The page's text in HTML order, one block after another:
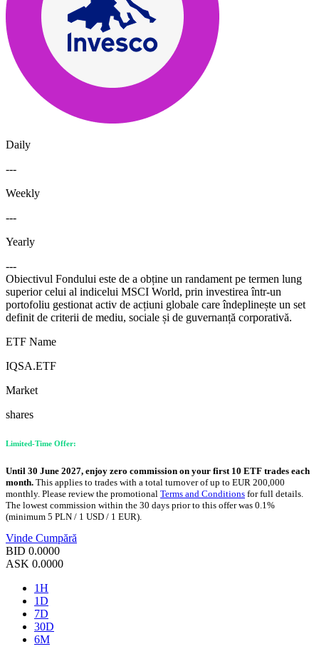
Daily
---
Weekly
---
Yearly
---
Obiectivul Fondului este de a obține un randament pe termen lung
superior celui al indicelui MSCI World, prin investirea într-un
portofoliu gestionat activ de acțiuni globale care îndeplinește un set
definit de criterii de mediu, sociale și de guvernanță corporativă.
ETF Name
IQSA.ETF
Market
shares
Limited-Time Offer:
Until 30 June 2027, enjoy zero commission on your first 10 ETF trades each
month. This applies to trades with a total turnover of up to EUR 200,000
monthly. Please review the promotional Terms and Conditions for full details.
The lowest commission within the 30 days prior to this offer was 0.1%
(minimum 5 PLN / 1 USD / 1 EUR).
Vinde Cumpără
BID 0.0000
ASK 0.0000
1H
1D
7D
30D
6M